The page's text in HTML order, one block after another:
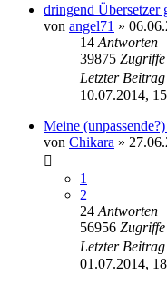
dringend Übersetzer
von angel71 »
14 Antworten
39875 Zugriffe
Letzter Beitrag
10.07.2014,
Meine
von Chikara »
1
2
24 Antworten
56956 Zugriffe
Letzter Beitrag
01.07.2014,